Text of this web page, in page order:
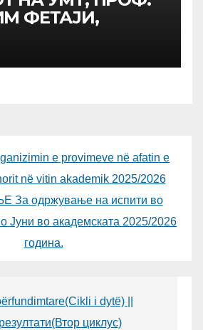
ФЕТАЈИ,
СРЕДБА
ОД
SUBÜ ОД
e provimeve në afatin e
në vitin akademik 2025/2026
За одржување на испити во
Јуни во академската 2025/2026
година.
i dytë) ||
циклус)